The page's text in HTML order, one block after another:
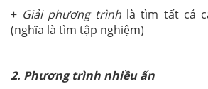
+ Giải phương trình là tìm tất cả
(nghĩa là tìm tập nghiệm)
2. Phương trình nhiều ẩn